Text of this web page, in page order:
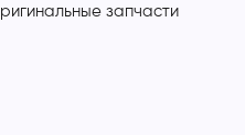
запчасти